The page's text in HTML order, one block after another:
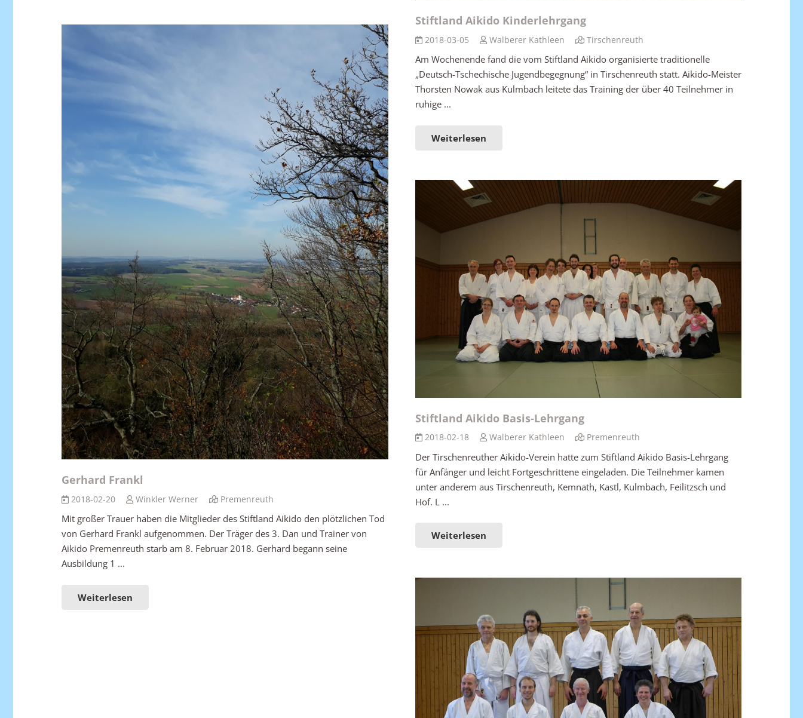
Stiftland Aikido Kinderlehrgang
2018-03-05 Walberer Kathleen Tirschenreuth
Am Wochenende fand die vom Stiftland Aikido organisierte traditionelle
„Deutsch-Tschechische Jugendbegegnung“ in Tirschenreuth statt. Aikido-Meister
Thorsten Nowak aus Kulmbach leitete das Training der über 40 Teilnehmer in
ruhige ...
Weiterlesen
Gerhard Frankl
2018-02-20 Winkler Werner Premenreuth
Mit großer Trauer haben die Mitglieder des Stiftland Aikido den plötzlichen Tod
von Gerhard Frankl aufgenommen. Der Träger des 3. Dan und Trainer von
Aikido Premenreuth starb am 8. Februar 2018. Gerhard begann seine
Ausbildung 1 ...
Weiterlesen
Stiftland Aikido Basis-Lehrgang
2018-02-18 Walberer Kathleen Premenreuth
Der Tirschenreuther Aikido-Verein hatte zum Stiftland Aikido Basis-Lehrgang
für Anfänger und leicht Fortgeschrittene eingeladen. Die Teilnehmer kamen
unter anderem aus Tirschenreuth, Kemnath, Kastl, Kulmbach, Feilitzsch und
Hof. L ...
Weiterlesen